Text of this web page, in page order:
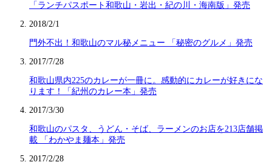
「ランチパスポート和歌山・岩出・紀の川・海南版」発売
2018/2/1
門外不出！和歌山のマル秘メニュー 「秘密のグルメ」発売
2017/7/28
和歌山県内225のカレーが一冊に。感動的にカレーが好きにな
ります！「紀州のカレー本」発売
2017/3/30
和歌山のパスタ、うどん・そば、ラーメンのお店を213店舗掲
載 「わかやま麺本」発売
2017/2/28